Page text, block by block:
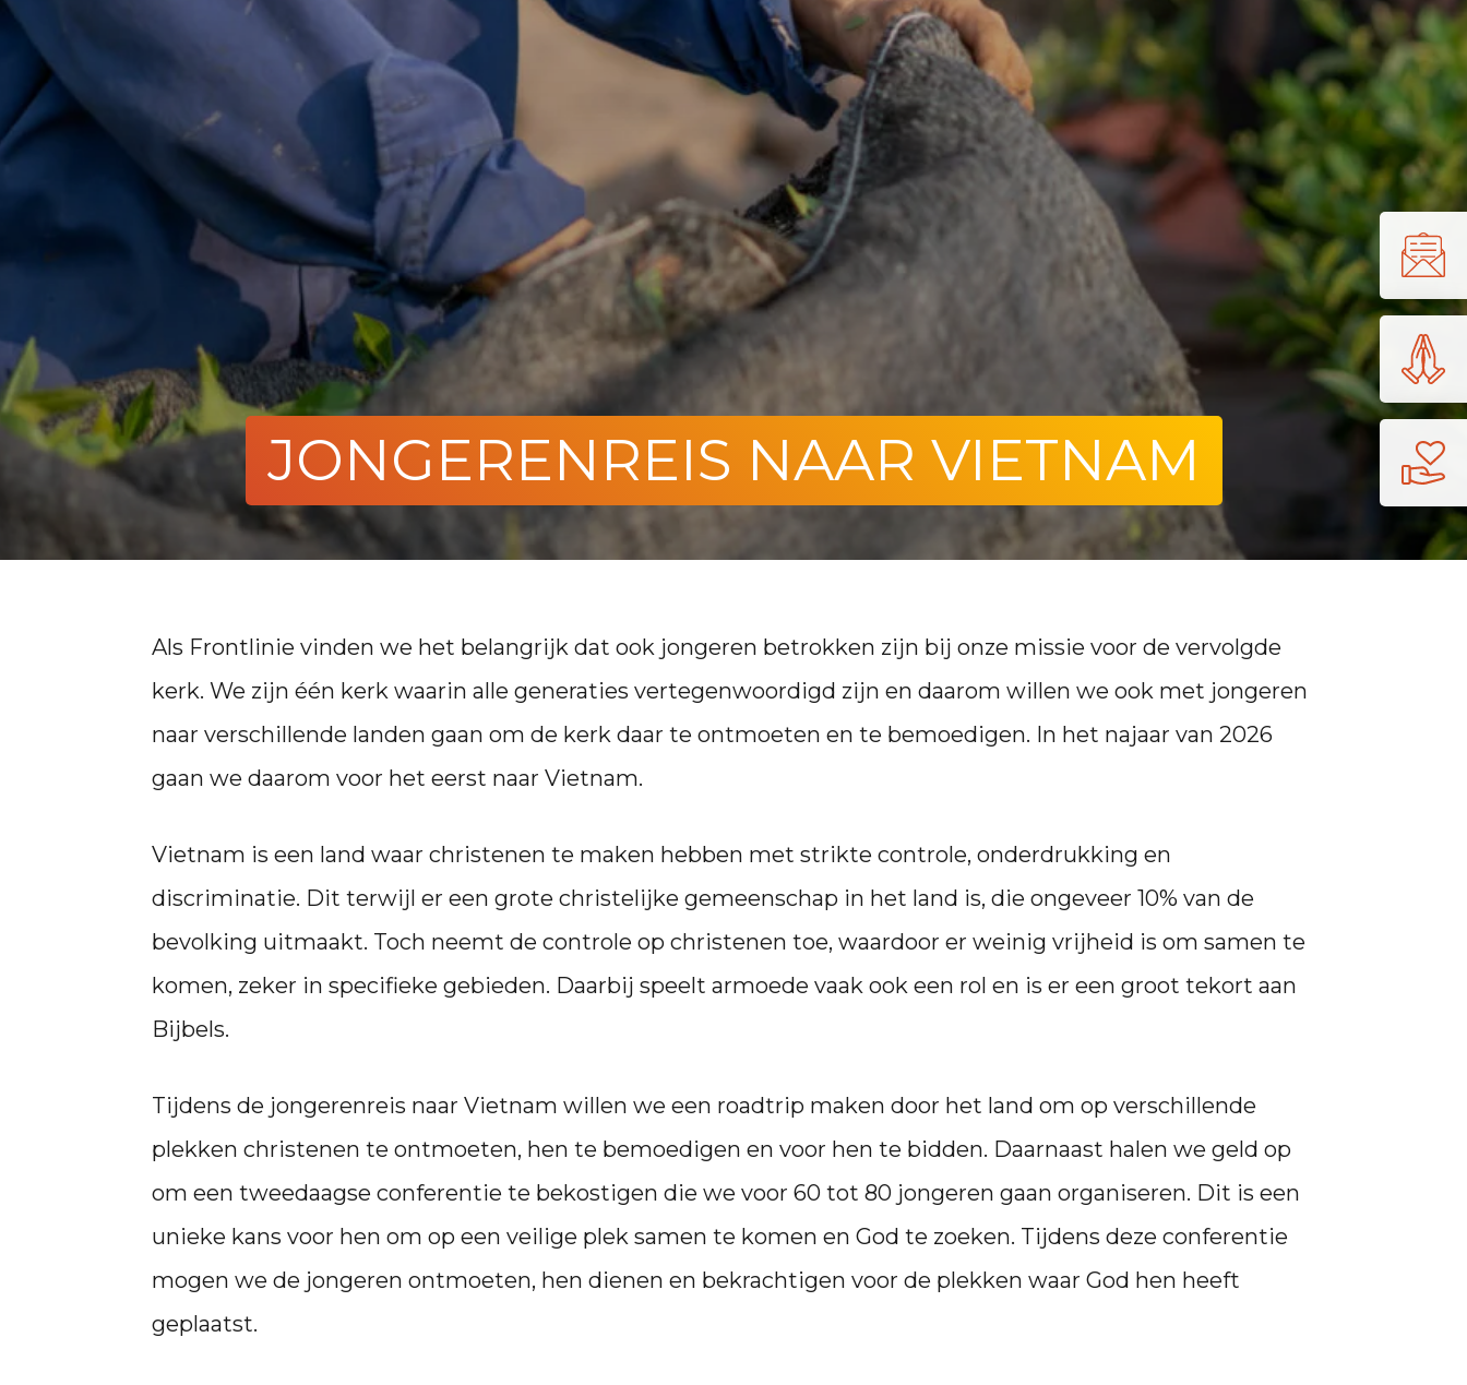
JONGERENREIS NAAR VIETNAM
Als Frontlinie vinden we het belangrijk dat ook jongeren betrokken zijn bij onze missie voor de vervolgde
kerk. We zijn één kerk waarin alle generaties vertegenwoordigd zijn en daarom willen we ook met jongeren
naar verschillende landen gaan om de kerk daar te ontmoeten en te bemoedigen. In het najaar van 2026
gaan we daarom voor het eerst naar Vietnam.
Vietnam is een land waar christenen te maken hebben met strikte controle, onderdrukking en
discriminatie. Dit terwijl er een grote christelijke gemeenschap in het land is, die ongeveer 10% van de
bevolking uitmaakt. Toch neemt de controle op christenen toe, waardoor er weinig vrijheid is om samen te
komen, zeker in specifieke gebieden. Daarbij speelt armoede vaak ook een rol en is er een groot tekort aan
Bijbels.
Tijdens de jongerenreis naar Vietnam willen we een roadtrip maken door het land om op verschillende
plekken christenen te ontmoeten, hen te bemoedigen en voor hen te bidden. Daarnaast halen we geld op
om een tweedaagse conferentie te bekostigen die we voor 60 tot 80 jongeren gaan organiseren. Dit is een
unieke kans voor hen om op een veilige plek samen te komen en God te zoeken. Tijdens deze conferentie
mogen we de jongeren ontmoeten, hen dienen en bekrachtigen voor de plekken waar God hen heeft
geplaatst.